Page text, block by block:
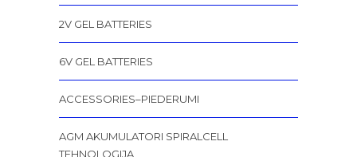
2V GEL BATTERIES
6V GEL BATTERIES
ACCESSORIES–PIEDERUMI
AGM AKUMULATORI SPIRALCELL
TEHNOLOĢIJA